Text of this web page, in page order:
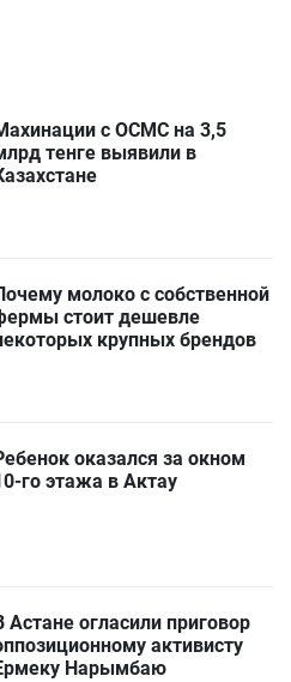
с ОСМС на 3,5
тенге выявили в
молоко с собственной
стоит дешевле
крупных брендов
оказался за окном
го этажа в Актау
Астане огласили приговор
активисту
Нарымбаю